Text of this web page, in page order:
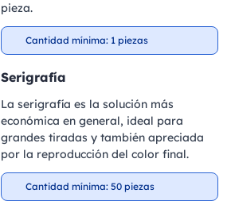
pieza.
Cantidad mínima: 1 piezas
Serigrafía
La serigrafía es la solución más
económica en general, ideal para
grandes tiradas y también apreciada
por la reproducción del color final.
Cantidad mínima: 50 piezas